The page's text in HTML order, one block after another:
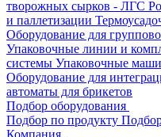
творожных сырков - ЛГС
и паллетизации
Оборудование для
Упаковочные линии и
системы Упаковочные
Оборудование для
автоматы для брикетов
Подбор оборудования
Подбор по продукту
Компания